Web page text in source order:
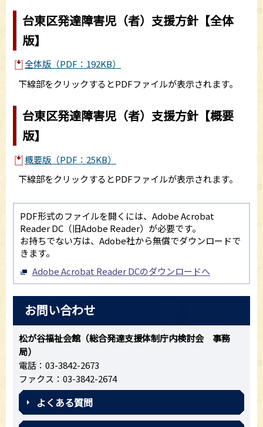
台東区発達障害児（者）支援方針【全体
版】
全体版（PDF：192KB）
下線部をクリックするとPDFファイルが表示されます。
台東区発達障害児（者）支援方針【概要
版】
概要版（PDF：25KB）
下線部をクリックするとPDFファイルが表示されます。
PDF形式のファイルを開くには、Adobe Acrobat
Reader DC（旧Adobe Reader）が必要です。
お持ちでない方は、Adobe社から無償でダウンロードで
きます。
Adobe Acrobat Reader DCのダウンロードへ
お問い合わせ
松が谷福祉会館（総合発達支援体制庁内検討会 事務
局）
電話：03-3842-2673
ファクス：03-3842-2674
よくある質問